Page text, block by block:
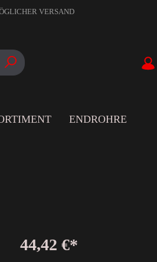
VERSAND
ENDROHRE
44,42 €*